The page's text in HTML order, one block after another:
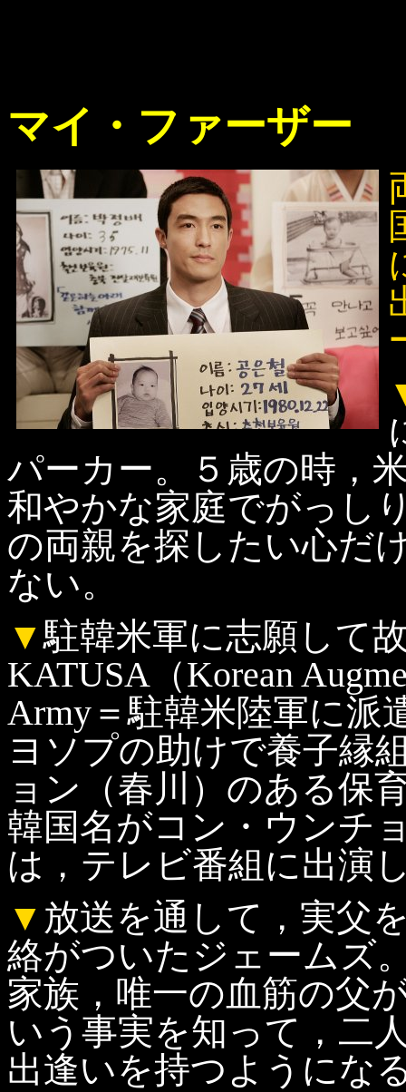
マイ・ファーザー
パーカー。５歳の時，
和やかな家庭でがっし
の両親を探したい心だ
ない。
▼駐韓米軍に志願して
KATUSA（Korean
Army＝駐韓米陸軍に派
ヨソプの助けで養子縁
ョン（春川）のある保
韓国名がコン・ウンチ
は，テレビ番組に出演
▼ 放送を通して，実父
絡がついたジェームズ
家族，唯一の血筋の父
いう事実を知って，二
出逢いを持つようにな